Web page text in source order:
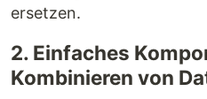
ersetzen.
2. Einfaches
Kombinieren von